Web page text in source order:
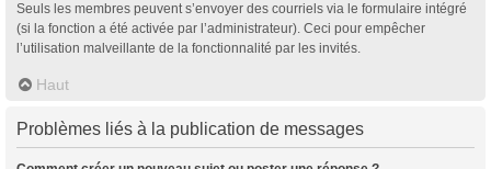
Seuls les membres peuvent s’envoyer des courriels via le formulaire intégré
(si la fonction a été activée par l’administrateur). Ceci pour empêcher
l’utilisation malveillante de la fonctionnalité par les invités.
Haut
Problèmes liés à la publication de messages